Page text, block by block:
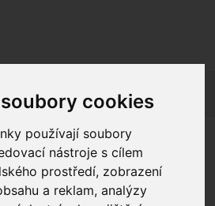
cookies
používají soubory
nástroje s cílem
prostředí, zobrazení
a reklam, analýzy
chvíli je Náš internetový obchod v
on-line nyní nelze vyřídit.